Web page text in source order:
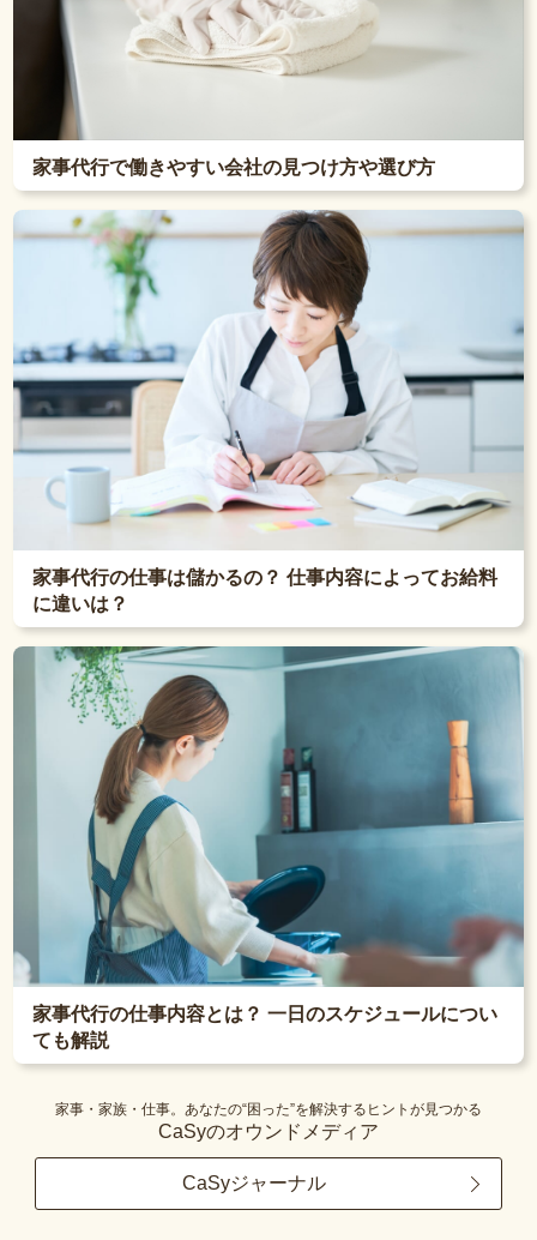
家事代行で働きやすい会社の見つけ方や選び方
家事代行の仕事は儲かるの？ 仕事内容によってお給料
に違いは？
家事代行の仕事内容とは？ 一日のスケジュールについ
ても解説
家事・家族・仕事。あなたの“困った”を解決するヒントが見つかる
CaSyのオウンドメディア
CaSyジャーナル